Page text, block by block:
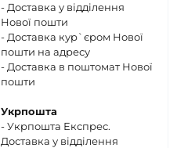
- Доставка у відділення
Нової пошти
- Доставка кур`єром Нової
пошти на адресу
- Доставка в поштомат Нової
пошти
Укрпошта
- Укрпошта Експрес.
Доставка у відділення